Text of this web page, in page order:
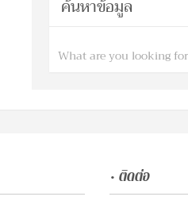
ค้นหาข้อมูล
• ติดต่อ